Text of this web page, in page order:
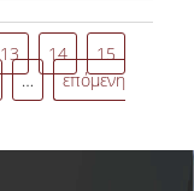
ΦΩΤΟΤΥΠΗΣΗ –
ΕΚΤΥΠΩΣΗ
ΤΕΧΝΙΚΗ ΥΠΟΔΟΜΗ
ΕΚΠΑΙΔΕΥΤΙΚΕΣ
13 14
15
…
επόμενη